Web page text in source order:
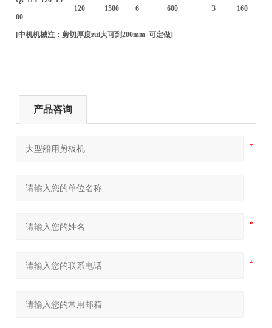
00
120 1500 6 600 3 160
[中机机械注：剪切厚度zui大可到200mm 可定做]
产品咨询